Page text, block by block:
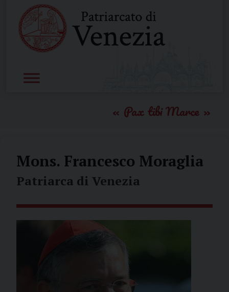
content
Pax tibi Marce
Mons. Francesco Moraglia
Patriarca di Venezia